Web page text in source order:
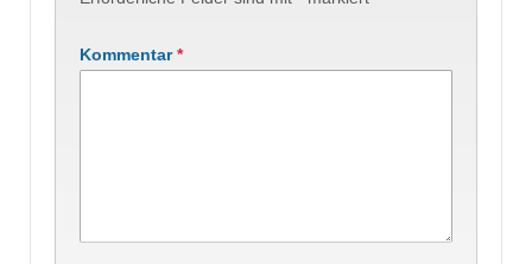
Kommentar*